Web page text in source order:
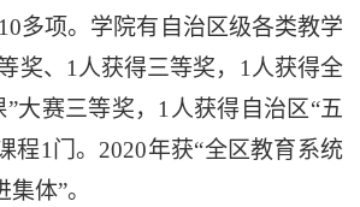
多项。 学院有自治区级各类教学
奖、1人获得三等奖，1人获得全
大赛三等奖，1人获得自治区“五
程1门。2020年获“全区教育系统
集体”。